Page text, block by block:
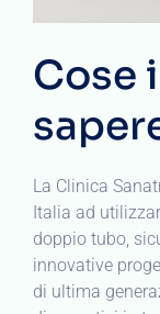
Cose
La Clinica
Italia ad
doppio tubo,
innovative
di ultima